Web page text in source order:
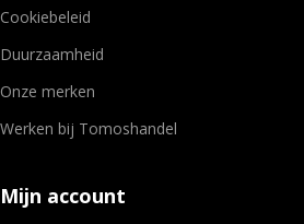
Cookiebeleid
Duurzaamheid
Onze merken
Werken bij Tomoshandel
Mijn account